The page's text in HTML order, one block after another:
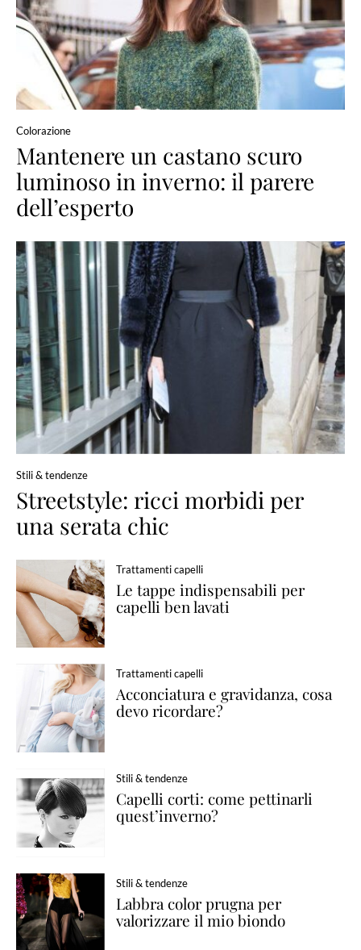
Colorazione
Mantenere un castano scuro
luminoso in inverno: il parere
dell’esperto
Stili & tendenze
Streetstyle: ricci morbidi per
una serata chic
Trattamenti capelli
Le tappe indispensabili per
capelli ben lavati
Trattamenti capelli
Acconciatura e gravidanza, cosa
devo ricordare?
Stili & tendenze
Capelli corti: come pettinarli
quest’inverno?
Stili & tendenze
Labbra color prugna per
valorizzare il mio biondo